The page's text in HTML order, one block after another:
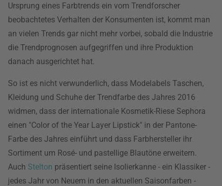
Ursprung eines Farbtrends ein vom Trendforscher
beobachtetes Verhalten der Konsumenten ist, kommt man
an vielen Trends gar nicht mehr vorbei, sobald die Industrie
die Trendprognosen aufgegriffen und ihre Produktion
danach ausgerichtet hat.
So ist es nicht verwunderlich, dass Modelabels Taschen,
Kleidung und Schuhe der Trendfarbe des Jahres 2016
widmen, dass der internationale Kosmetik-Riese Sephora
einen "Color of the Year Layer Lipstick" in der Pantone-
Farbe des Jahres einführt und dass Farbhersteller ihr
Sortiment um Rosé- und pastellige Blautöne erweitern.
Auch Stelton präsentiert seine Isolierkanne - ein Klassiker -
jedes Jahr von Neuem in den aktuellen Saisonfarben -